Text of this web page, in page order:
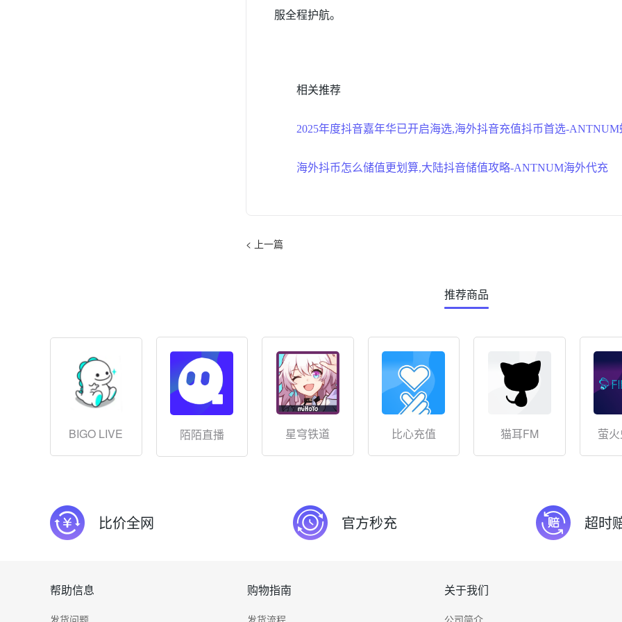
服全程护航。
相关推荐
2025年度抖音嘉年华已开启海选,海外抖音充值抖币首选-ANTNUM
海外抖币怎么储值更划算,大陆抖音储值攻略-ANTNUM海外代充
< 上一篇
推荐商品
BIGO LIVE 陌陌直播 星穹铁道 比心充值 猫耳FM 萤
比价全网 官方秒充 超时
帮助信息
发货问题
购物指南
发货流程
关于我们
公司简介